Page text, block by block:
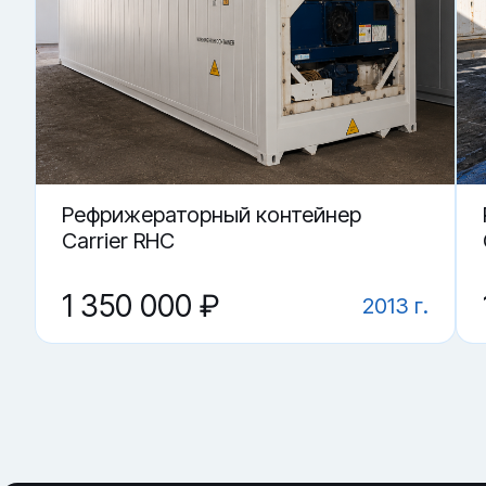
Купить «Рефрижераторный контейнер RRSU 505215-8» в
▼ Как понять, что контейнер держит режим?
▼ От чего зависит цена на Рефрижераторный
▼ Какие грузы возят в рефконтейнере?
▼ Что важнее: агрегат или корпус?
▼ Где купить Рефрижераторный контейнер
Рефрижераторный контейнер
Carrier RHC
1 350 000 ₽ 2013 г.